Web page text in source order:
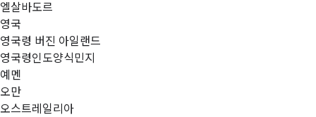
엘살바도르
영국
영국령 버진 아일랜드
영국령인도양식민지
예멘
오만
오스트레일리아